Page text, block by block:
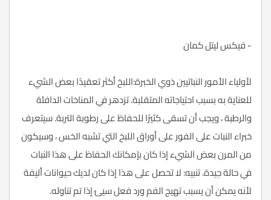
- فيكس ليتل كمان
لأولياء الأمور النباتيين ذوي الخبرة:اللبخ أكثر تعقيدًا بعض الشيء
للعناية به بسبب احتياجاته المتقلبة. تزدهر في المناخات الدافئة
والرطبة ، ويجب أن تسقى كثيرًا للحفاظ على رطوبة التربة. سيتعرف
خبراء النبات على الفور على أوراق اللبخ التي تشبه الخس ، وسيكون
من المرن بعض الشيء إذا كان بإمكانك الحفاظ على هذا النبات
في حالة جيدة. تنبيه: لا تحصل على هذا إذا كان لديك حيوانات أليفة
لأنه يمكن أن يسبب تهيج الفم ورد فعل سيئ إذا تم تناوله.